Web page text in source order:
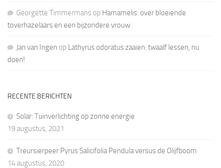
Georgette Timmermans op Hamamelis: over bloeiende
toverhazelaars en een bijzondere vrouw
Jan van Ingen op Lathyrus odoratus zaaien: twaalf lessen, nu
doen!
RECENTE BERICHTEN
Solar: Tuinverlichting op zonne energie
19 augustus, 2021
Treursierpeer Pyrus Salicifolia Pendula versus de Olijfboom
14 augustus, 2020